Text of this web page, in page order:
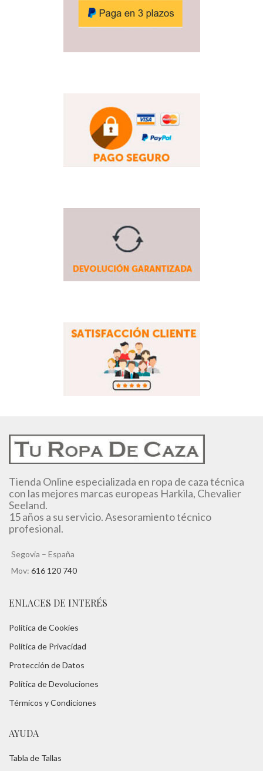
Tienda Online especializada en ropa de caza técnica
con las mejores marcas europeas Harkila, Chevalier
Seeland.
15 años a su servicio. Asesoramiento técnico
profesional.
Segovia – España
Mov: 616 120 740
ENLACES DE INTERÉS
Política de Cookies
Política de Privacidad
Protección de Datos
Política de Devoluciones
Térmicos y Condiciones
AYUDA
Tabla de Tallas